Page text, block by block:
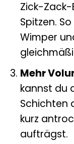
Zick-
Spitzen.
Wimper
Mehr
kannst du
Schichten
kurz
aufträgst.